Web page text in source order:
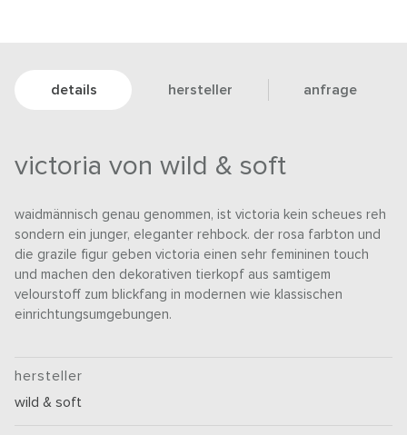
details hersteller anfrage
victoria von wild & soft
waidmännisch genau genommen, ist victoria kein scheues reh
sondern ein junger, eleganter rehbock. der rosa farbton und
die grazile figur geben victoria einen sehr femininen touch
und machen den dekorativen tierkopf aus samtigem
velourstoff zum blickfang in modernen wie klassischen
einrichtungsumgebungen.
hersteller
wild & soft